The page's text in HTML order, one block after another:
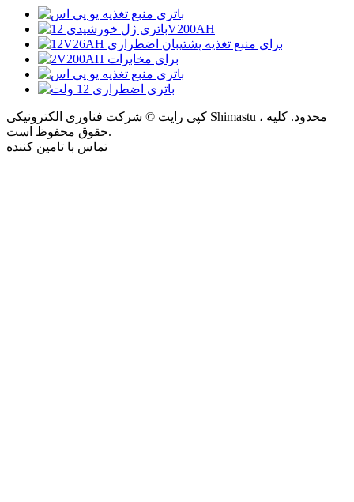
کپی رایت © شرکت فناوری الکترونیکی Shimastu ، محدود. کلیه
حقوق محفوظ است.
تماس با تامین کننده